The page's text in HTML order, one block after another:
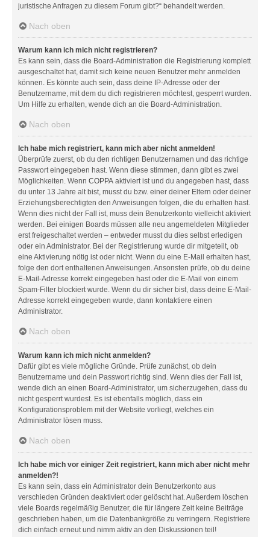
juristische Anfragen zu diesem Forum gibt?“ behandelt werden.
Nach oben
Warum kann ich mich nicht registrieren?
Es kann sein, dass die Board-Administration die Registrierung komplett
ausgeschaltet hat, damit sich keine neuen Benutzer mehr anmelden
können. Es könnte auch sein, dass deine IP-Adresse oder der
Benutzername, mit dem du dich registrieren möchtest, gesperrt wurden.
Um Hilfe zu erhalten, wende dich an die Board-Administration.
Nach oben
Ich habe mich registriert, kann mich aber nicht anmelden!
Überprüfe zuerst, ob du den richtigen Benutzernamen und das richtige
Passwort eingegeben hast. Wenn diese stimmen, dann gibt es zwei
Möglichkeiten. Wenn COPPA aktiviert ist und du angegeben hast, dass
du unter 13 Jahre alt bist, musst du bzw. einer deiner Eltern oder deiner
Erziehungsberechtigten den Anweisungen folgen, die du erhalten hast.
Wenn dies nicht der Fall ist, muss dein Benutzerkonto vielleicht aktiviert
werden. Bei einigen Boards müssen alle neu angemeldeten Mitglieder
erst freigeschaltet werden – entweder musst du dies selbst erledigen
oder ein Administrator. Bei der Registrierung wurde dir mitgeteilt, ob
eine Aktivierung nötig ist oder nicht. Wenn du eine E-Mail erhalten hast,
folge den dort enthaltenen Anweisungen. Ansonsten prüfe, ob du deine
E-Mail-Adresse korrekt eingegeben hast oder die E-Mail von einem
Spam-Filter blockiert wurde. Wenn du dir sicher bist, dass deine E-Mail-
Adresse korrekt eingegeben wurde, dann kontaktiere einen
Administrator.
Nach oben
Warum kann ich mich nicht anmelden?
Dafür gibt es viele mögliche Gründe. Prüfe zunächst, ob dein
Benutzername und dein Passwort richtig sind. Wenn dies der Fall ist,
wende dich an einen Board-Administrator, um sicherzugehen, dass du
nicht gesperrt wurdest. Es ist ebenfalls möglich, dass ein
Konfigurationsproblem mit der Website vorliegt, welches ein
Administrator lösen muss.
Nach oben
Ich habe mich vor einiger Zeit registriert, kann mich aber nicht mehr
anmelden?!
Es kann sein, dass ein Administrator dein Benutzerkonto aus
verschieden Gründen deaktiviert oder gelöscht hat. Außerdem löschen
viele Boards regelmäßig Benutzer, die für längere Zeit keine Beiträge
geschrieben haben, um die Datenbankgröße zu verringern. Registriere
dich einfach erneut und nimm aktiv an den Diskussionen teil!